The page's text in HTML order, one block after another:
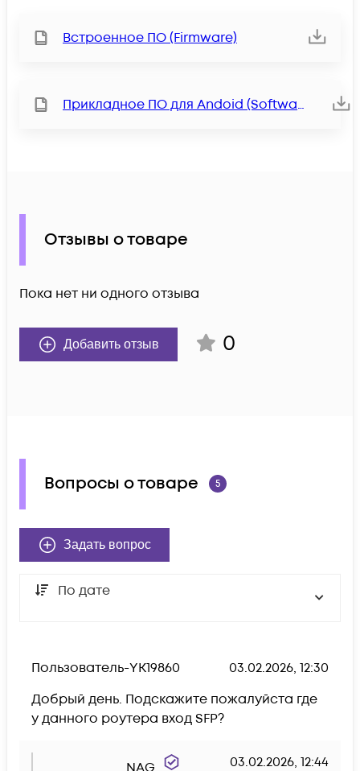
Встроенное ПО (Firmware)
Прикладное ПО для Andoid (Software)
Отзывы о товаре
Пока нет ни одного отзыва
Добавить отзыв 0
Вопросы о товаре 5
Задать вопрос
По дате
Пользователь-YK19860
03.02.2026, 12:30
Добрый день. Подскажите пожалуйста где
у данного роутера вход SFP?
03.02.2026, 12:44